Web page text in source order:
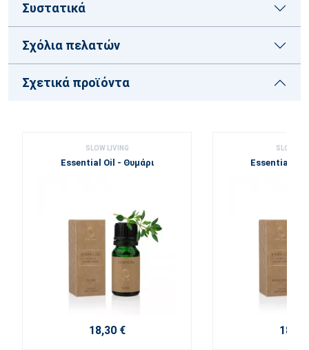
Συστατικά
Σχόλια πελατών
Σχετικά προϊόντα
SLOW LIVING
Essential Oil - Θυμάρι
18,30 €
SLOW
Essential Oil
18,30